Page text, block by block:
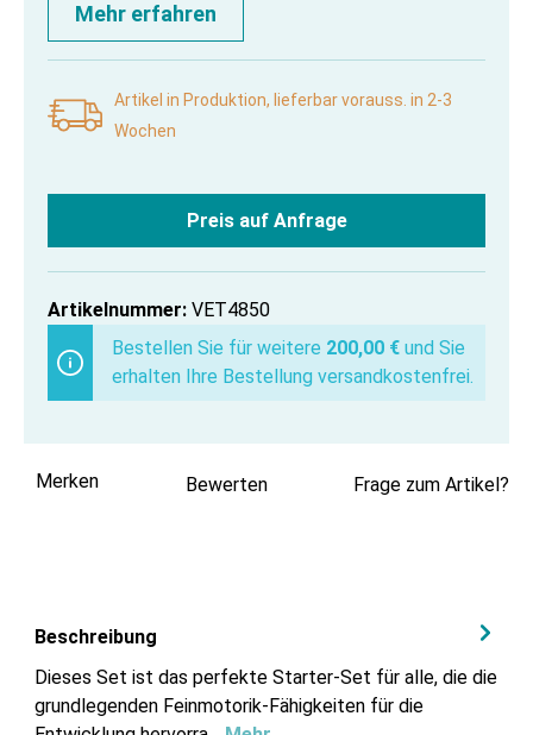
Mehr erfahren
Artikel in Produktion, lieferbar vorauss. in 2-3
Wochen
Preis auf Anfrage
Artikelnummer: VET4850
Bestellen Sie für weitere 200,00 € und Sie
erhalten Ihre Bestellung versandkostenfrei.
Merken Bewerten Frage zum Artikel?
Beschreibung
Dieses Set ist das perfekte Starter-Set für alle, die die
grundlegenden Feinmotorik-Fähigkeiten für die